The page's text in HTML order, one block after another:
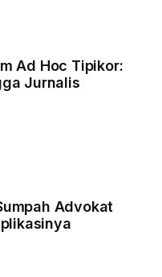
Ad Hoc Tipikor:
Jurnalis
Advokat